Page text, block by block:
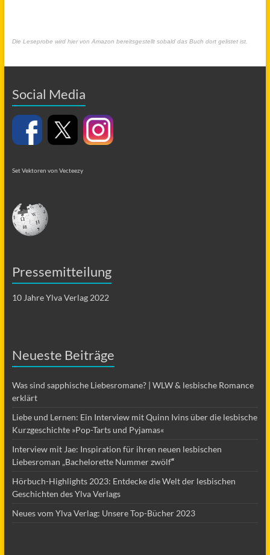
Die Leseprobe wird hier von Amazon bereitsgestellt sobald das Buch dort gelistet ist.
Social Media
Set Vektoren von Vecteezy
Pressemitteilung
10 Jahre Ylva Verlag 2022
Neueste Beiträge
Was sind sapphische Liebesromane? | WLW & lesbische Romance
erklärt
Liebe und Lernen: Ein Interview mit Quinn Ivins über die lesbische
Kurzgeschichte »Pop-Tarts und Pyjamas«
Interview mit Jae: Inspiration für ihren neuen lesbischen
Liebesroman „Bachelorette Nummer zwölf“
Hörbuch-Highlights 2023: Entdecke die Welt der lesbischen
Geschichten des Ylva Verlags
Neues vom Ylva Verlag: Unsere Top-Bücher 2023